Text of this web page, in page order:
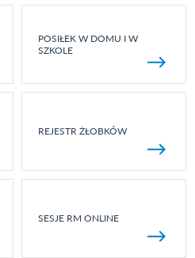
POSIŁEK W DOMU I W
SZKOLE
REJESTR ŻŁOBKÓW
SESJE RM ONLINE